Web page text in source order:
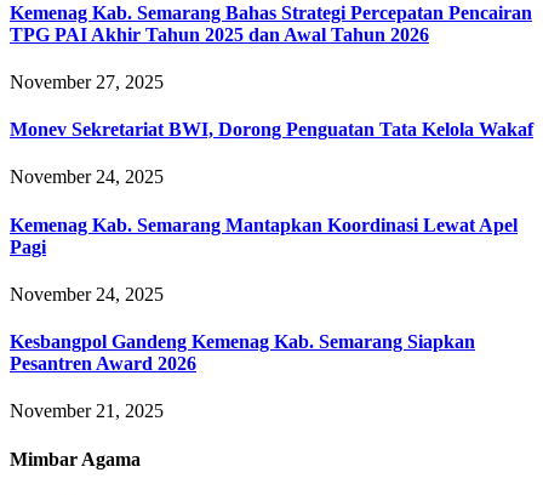
Kemenag Kab. Semarang Bahas Strategi Percepatan Pencairan
TPG PAI Akhir Tahun 2025 dan Awal Tahun 2026
November 27, 2025
Monev Sekretariat BWI, Dorong Penguatan Tata Kelola Wakaf
November 24, 2025
Kemenag Kab. Semarang Mantapkan Koordinasi Lewat Apel
Pagi
November 24, 2025
Kesbangpol Gandeng Kemenag Kab. Semarang Siapkan
Pesantren Award 2026
November 21, 2025
Mimbar Agama